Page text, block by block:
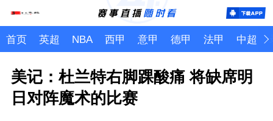
首页 英超 NBA 西甲 意甲 德甲 法甲 中超
美记：杜兰特右脚踝酸痛 将缺席明
日对阵魔术的比赛